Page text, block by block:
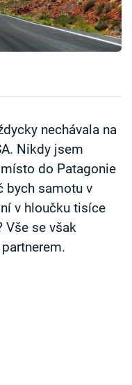
nechávala na
Nikdy jsem
do Patagonie
bych samotu v
v hloučku tisíce
Vše se však